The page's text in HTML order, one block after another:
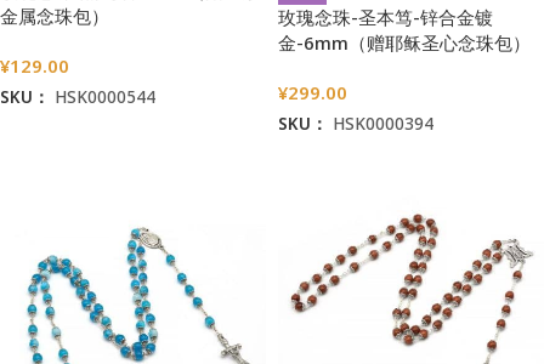
金属念珠包）
¥129.00
SKU： HSK0000544
玫瑰念珠-圣本笃-锌合金镀
金-6mm（赠耶稣圣心念珠包）
¥299.00
SKU： HSK0000394